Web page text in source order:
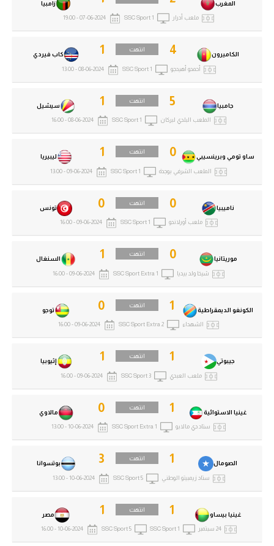
غينيا بيساو 1 انتهت
مصر 1
24 سبتمبر SSC Sport 1
SSC Sport 5
10-06-2024 - 16:00
الصومال 1 انتهت
بوتسوانا 3
ستاد زيمبيتو الوطني SSC Sport 5
10-06-2024 - 13:00
غينيا الاستوائية 1 انتهت
مالاوي 0
ستاد دي مالابو SSC Sport Extra 1
10-06-2024 - 13:00
جيبوتي 1 انتهت
إثيوبيا 1
ملعب العبدي SSC Sport 3
09-06-2024 - 16:00
الكونغو الديمقراطية 1 انتهت
توجو 0
الشهداء SSC Sport Extra 2
09-06-2024 - 16:00
موريتانيا 0 انتهت
السنغال 1
شيخا ولد بيديا SSC Sport Extra 1
09-06-2024 - 16:00
ناميبيا 0 انتهت
تونس 0
ملعب أورلاندو SSC Sport 1
09-06-2024 - 16:00
ساو تومي وبرينسيبي 0 انتهت
ليبيريا 1
الملعب الشرفي بوجدة SSC Sport 1
09-06-2024 - 13:00
جامبيا 5 انتهت
سيشيل 1
الملعب البلدي لبركان SSC Sport 1
08-06-2024 - 16:00
الكاميرون 4 انتهت
كاب فيردي 1
أحمدو أهيدجو SSC Sport 1
08-06-2024 - 13:00
المغرب زامبيا
ملعب أدرار SSC Sport 1
07-06-2024 - 19:00